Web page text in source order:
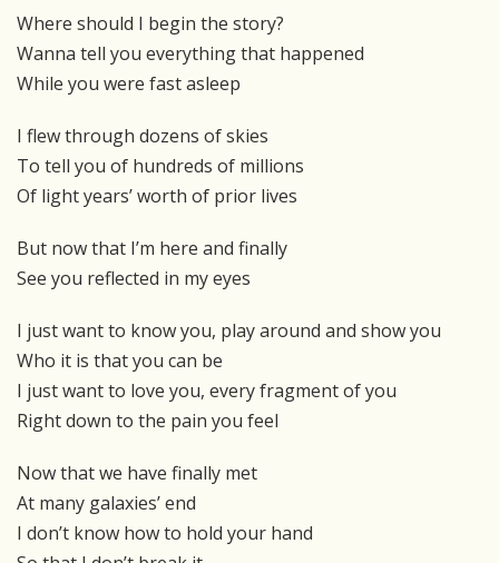
Where should I begin the story?
Wanna tell you everything that happened
While you were fast asleep
I flew through dozens of skies
To tell you of hundreds of millions
Of light years’ worth of prior lives
But now that I’m here and finally
See you reflected in my eyes
I just want to know you, play around and show you
Who it is that you can be
I just want to love you, every fragment of you
Right down to the pain you feel
Now that we have finally met
At many galaxies’ end
I don’t know how to hold your hand